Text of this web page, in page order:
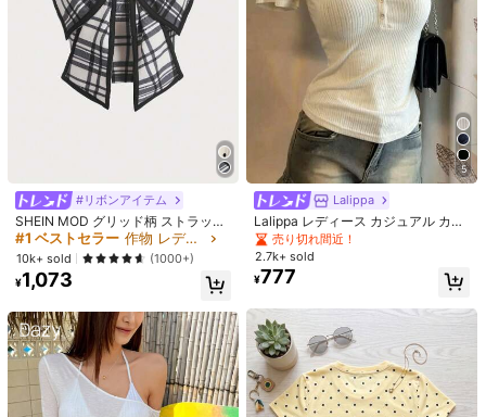
1/5
¥921 -30% ¥1,318 残り12時間
真綿半袖夏の新しいプリント上着のおしゃれでゆったりしたtシャ
ツ
#リボンアイテム
SHEIN MOD グリッド柄 ストラップ
レス トップ リボン装飾付き
#1 ベストセラー 作物 レディーストップス
10k+ sold (1000+)
¥1,073
5
Lalippa
Lalippa レディース カジュアル カラ
ーブロック パッチワーク 2in1 トッ
プス 夏
売り切れ間近！
2.7k+ sold
¥777